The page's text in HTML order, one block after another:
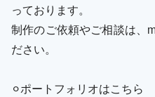
っております。
制作のご依頼やご相談は、
ださい。
⚪︎ポートフォリオはこちら